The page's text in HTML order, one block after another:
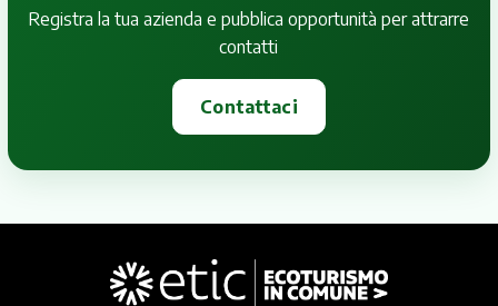
Registra la tua azienda e pubblica opportunità per attrarre
contatti
Contattaci